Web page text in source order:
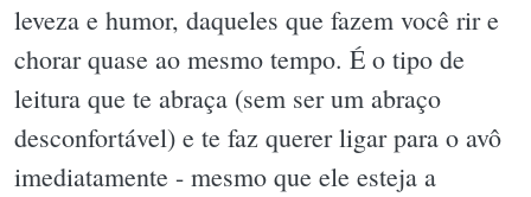
leveza e humor, daqueles que fazem você rir e
chorar quase ao mesmo tempo. É o tipo de
leitura que te abraça (sem ser um abraço
desconfortável) e te faz querer ligar para o avô
imediatamente - mesmo que ele esteja a